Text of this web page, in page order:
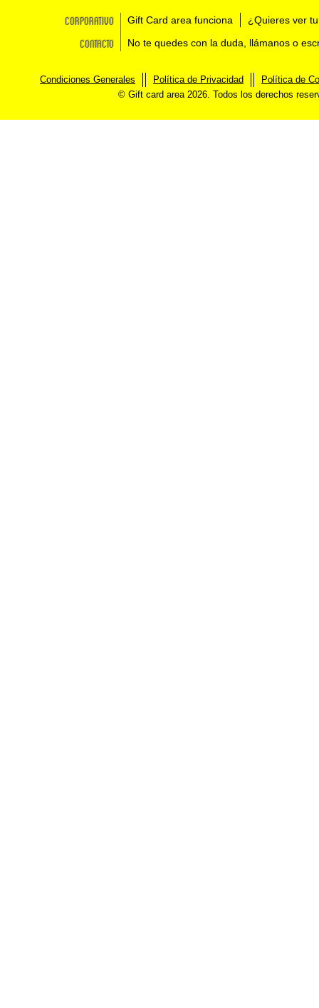
Corporativo Gift Card area funciona ¿Quieres ver
Contacto No te quedes con la duda, llámanos o
Condiciones Generales Política de Privacidad
Política de
© Gift card area 2026. Todos los derechos